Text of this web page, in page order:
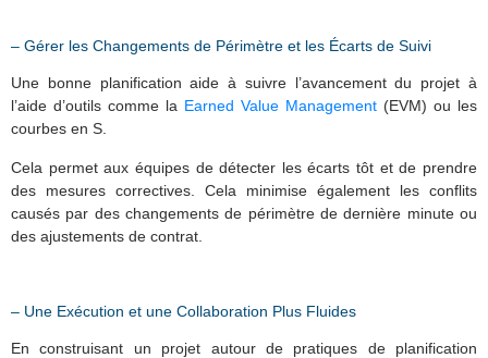
– Gérer les Changements de Périmètre et les Écarts de Suivi
Une bonne planification aide à suivre l’avancement du projet à
l’aide d’outils comme la Earned Value Management (EVM) ou les
courbes en S.
Cela permet aux équipes de détecter les écarts tôt et de prendre
des mesures correctives. Cela minimise également les conflits
causés par des changements de périmètre de dernière minute ou
des ajustements de contrat.
– Une Exécution et une Collaboration Plus Fluides
En construisant un projet autour de pratiques de planification